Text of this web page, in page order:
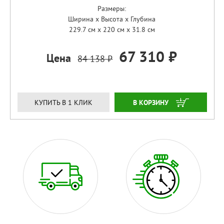
Размеры:
Ширина x Высота x Глубина
229.7 см x 220 см x 31.8 см
Цена 84 138 ₽ 67 310 ₽
КУПИТЬ В 1 КЛИК ЗАКАЗАТЬ